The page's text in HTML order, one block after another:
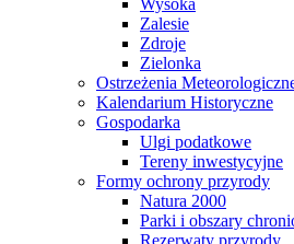
Wysoka
Zalesie
Zdroje
Zielonka
Ostrzeżenia
Kalendarium Historyczne
Gospodarka
Ulgi podatkowe
Tereny inwestycyjne
Formy ochrony przyrody
Natura 2000
Parki i obszary
Rezerwaty przyrody